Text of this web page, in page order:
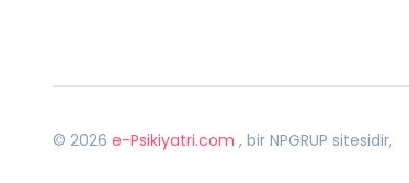
© 2026 e-Psikiyatri.com , bir NPGRUP sitesidir,